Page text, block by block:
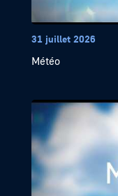
31 juillet 2026
Météo